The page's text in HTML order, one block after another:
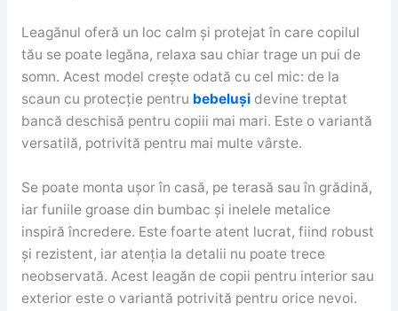
Leagănul oferă un loc calm și protejat în care copilul
tău se poate legăna, relaxa sau chiar trage un pui de
somn. Acest model crește odată cu cel mic: de la
scaun cu protecție pentru bebelușidevine treptat
bancă deschisă pentru copiii mai mari. Este o variantă
versatilă, potrivită pentru mai multe vârste.
Se poate monta ușor în casă, pe terasă sau în grădină,
iar funiile groase din bumbac și inelele metalice
inspiră încredere. Este foarte atent lucrat, fiind robust
și rezistent, iar atenția la detalii nu poate trece
neobservată. Acest leagăn de copii pentru interior sau
exterior este o variantă potrivită pentru orice nevoi.